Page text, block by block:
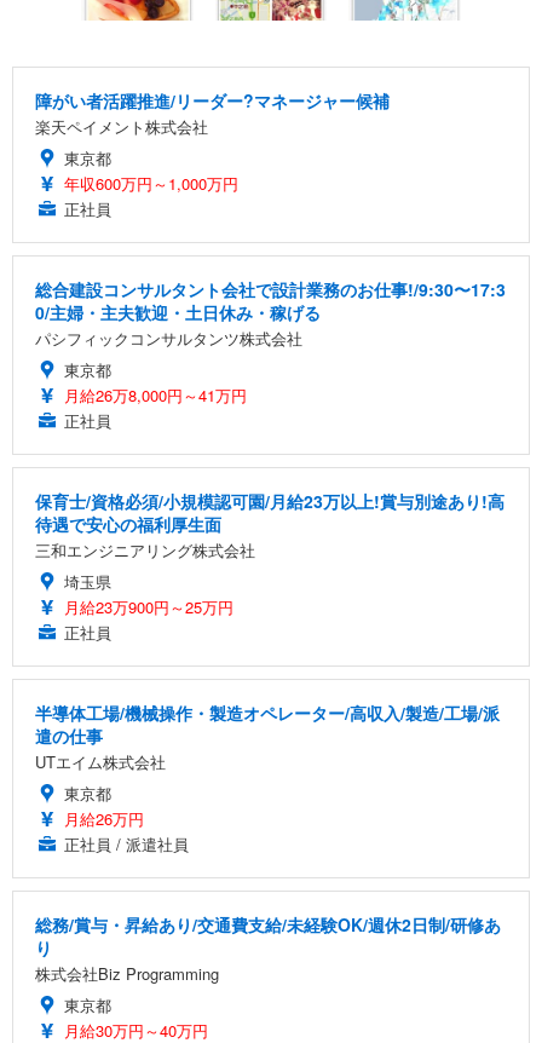
障がい者活躍推進/リーダー?マネージャー候補
楽天ペイメント株式会社
東京都
年収600万円～1,000万円
正社員
総合建設コンサルタント会社で設計業務のお仕事!/9:30〜17:3
0/主婦・主夫歓迎・土日休み・稼げる
パシフィックコンサルタンツ株式会社
東京都
月給26万8,000円～41万円
正社員
保育士/資格必須/小規模認可園/月給23万以上!賞与別途あり!高
待遇で安心の福利厚生面
三和エンジニアリング株式会社
埼玉県
月給23万900円～25万円
正社員
半導体工場/機械操作・製造オペレーター/高収入/製造/工場/派
遣の仕事
UTエイム株式会社
東京都
月給26万円
正社員 / 派遣社員
総務/賞与・昇給あり/交通費支給/未経験OK/週休2日制/研修あ
り
株式会社Biz Programming
東京都
月給30万円～40万円